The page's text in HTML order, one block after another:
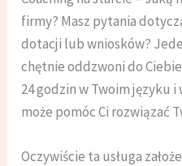
firmy? Masz pytania
dotacji lub wniosków?
chętnie oddzwoni do
24 godzin w Twoim języku i
może pomóc Ci rozwiązać
Oczywiście ta usługa